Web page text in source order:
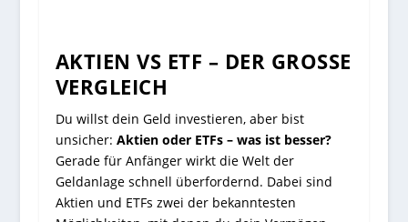
AKTIEN VS ETF – DER GROSSE V
ERGLEICH
Du willst dein Geld investieren, aber bist
unsicher: Aktien oder ETFs – was ist besser?
Gerade für Anfänger wirkt die Welt der
Geldanlage schnell überfordernd. Dabei sind
Aktien und ETFs zwei der bekanntesten